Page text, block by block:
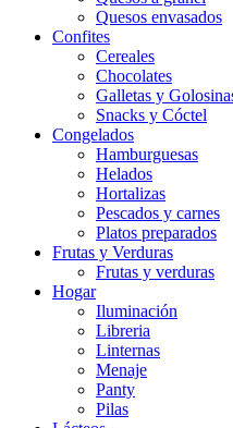
Quesos envasados
Confites
Cereales
Chocolates
Galletas y
Snacks y Cóctel
Congelados
Hamburguesas
Helados
Hortalizas
Pescados y carnes
Platos preparados
Frutas y Verduras
Frutas y verduras
Hogar
Iluminación
Libreria
Linternas
Menaje
Panty
Pilas